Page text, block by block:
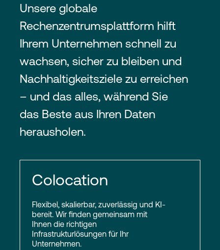
Unsere globale
Rechenzentrumsplattform hilft
Ihrem Unternehmen schnell zu
wachsen, sicher zu bleiben und
Nachhaltigkeitsziele zu erreichen
– und das alles, während Sie
das Beste aus Ihren Daten
herausholen.
Colocation
Flexibel, skalierbar, zuverlässig und KI-
bereit. Wir finden gemeinsam mit
Ihnen die richtigen
Infrastrukturlösungen für Ihr
Unternehmen.